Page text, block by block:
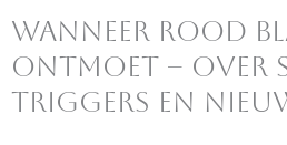
Wanneer rood
ontmoet – over
triggers en